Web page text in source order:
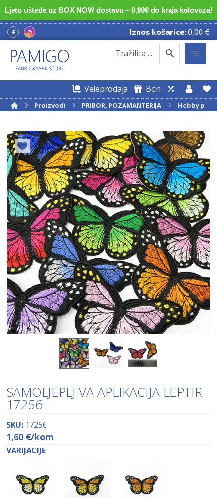
Ljeto uštede uz BOX NOW dostavu – 0,99€ do kraja kolovoza!
Iznos košarice: 0,00 €
Veleprodaja Bon
Proizvodi PRIBOR, POZAMANTERIJA Hobby
SAMOLJEPLJIVA APLIKACIJA LEPTIR
17256
SKU: 17256
1,60 €/kom
VARIJACIJE